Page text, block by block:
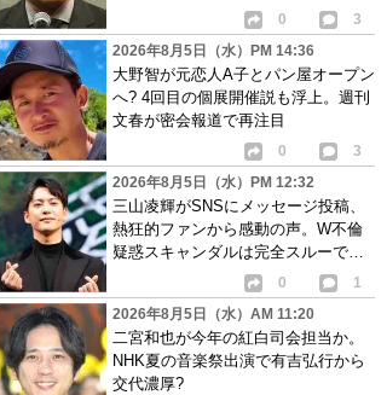
0
3
2026年8月5日（水）PM 14:36
大野智が元恋人A子とパン屋オープン
へ? 4回目の個展開催説も浮上。週刊
文春が密会報道で再注目
0
3
2026年8月5日（水）PM 12:32
三山凌輝がSNSにメッセージ投稿、
熱狂的ファンから感動の声。W不倫
疑惑スキャンダルは完全スルーで批
0
1
2026年8月5日（水）AM 11:20
二宮和也が今年の紅白司会担当か。
NHK夏の音楽祭出演で有吉弘行から
交代濃厚?